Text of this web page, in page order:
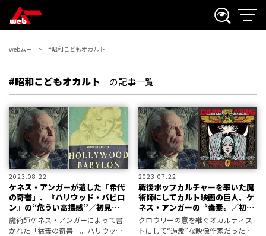
webムー #昭和こどもオカルト
#昭和こどもオカルト の記事一覧
2023.08.22
ケネス・アンガーが遺した「希代
の奇書」、『ハリウッド・バビロ
ン』の“危うい高揚感”／初見健
一・昭和こどもオカルト回顧録
魔術師ケネス・アンガーによって書
かれた「猛毒の奇書」。ハリウッド
2023.07.22
戦後ポップカルチャーを率いた魔
術師にしてカルト映画の巨人、ケ
ネス・アンガーの〝毒素〟／初見
健一・昭和こどもオカルト回顧録
クロウリーの意を継ぐオカルティス
トにして“過激”な映像作家だったケ